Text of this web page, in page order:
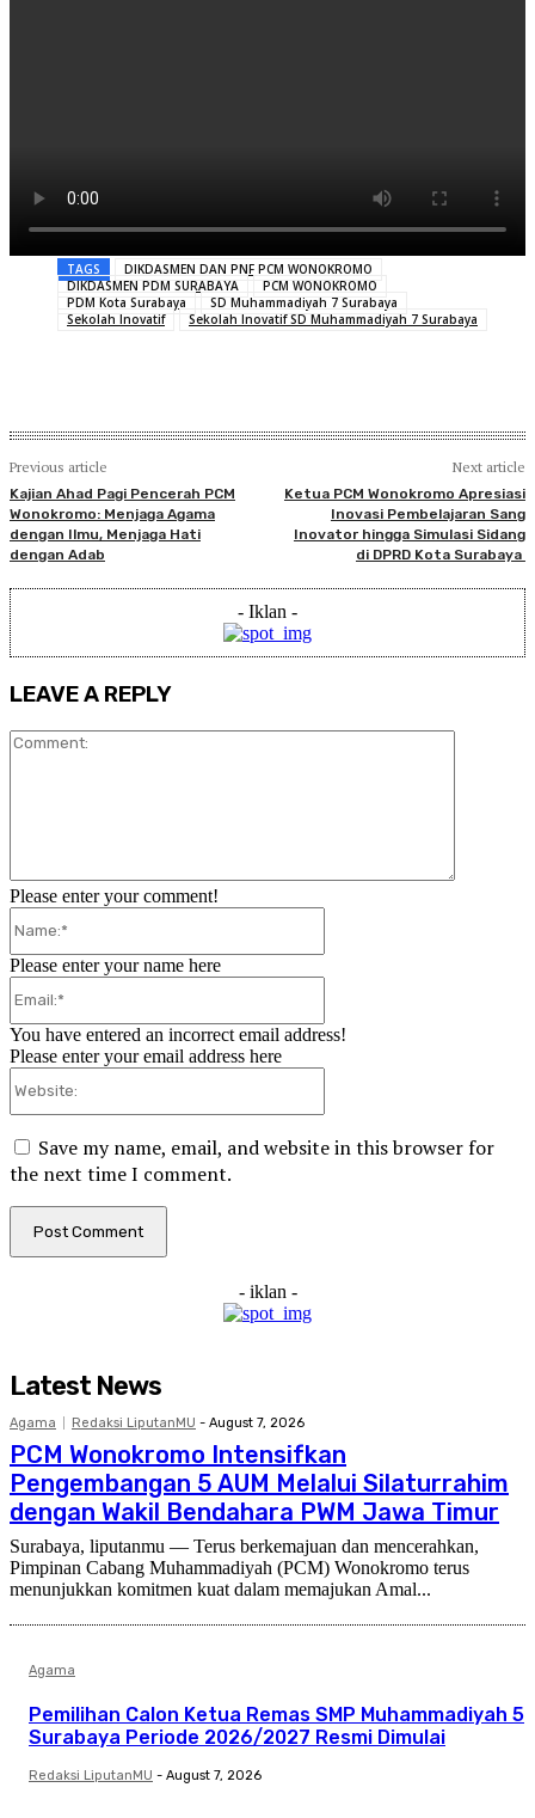
TAGS
DIKDASMEN DAN PNF PCM WONOKROMO
DIKDASMEN PDM SURABAYA
PCM WONOKROMO
PDM Kota Surabaya
SD Muhammadiyah 7 Surabaya
Sekolah Inovatif
Sekolah Inovatif SD Muhammadiyah 7 Surabaya
Previous article
Kajian Ahad Pagi Pencerah PCM
Wonokromo: Menjaga Agama
dengan Ilmu, Menjaga Hati
dengan Adab
Next article
Ketua PCM Wonokromo Apresiasi
Inovasi Pembelajaran Sang
Inovator hingga Simulasi Sidang
di DPRD Kota Surabaya
- Iklan -
LEAVE A REPLY
Please enter your comment!
Please enter your name here
You have entered an incorrect email address!
Please enter your email address here
Save my name, email, and website in this browser for
the next time I comment.
- iklan -
Latest News
Agama Redaksi LiputanMU - August 7, 2026
PCM Wonokromo Intensifkan
Pengembangan 5 AUM Melalui Silaturrahim
dengan Wakil Bendahara PWM Jawa Timur
Surabaya, liputanmu — Terus berkemajuan dan mencerahkan,
Pimpinan Cabang Muhammadiyah (PCM) Wonokromo terus
menunjukkan komitmen kuat dalam memajukan Amal...
Agama
Pemilihan Calon Ketua Remas SMP Muhammadiyah 5
Surabaya Periode 2026/2027 Resmi Dimulai
Redaksi LiputanMU - August 7, 2026